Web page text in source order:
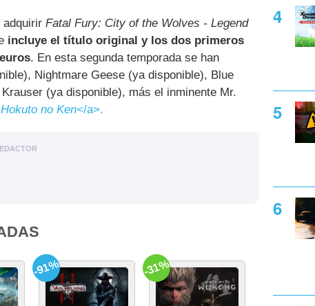
adquirir Fatal Fury: City of the Wolves - Legend
incluye el título original y los dos primeros
. En esta segunda temporada se han
Nightmare Geese (ya disponible), Blue
(ya disponible), más el inminente Mr.
Hokuto no Ken</a>.
-91% -31%